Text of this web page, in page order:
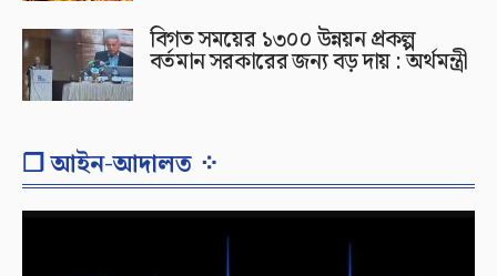
বিগত সময়ের ১৩০০ উন্নয়ন প্রকল্প
বর্তমান সরকারের জন্য বড় দায় : অর্থমন্ত্রী
❐ আইন-আদালত ⁘